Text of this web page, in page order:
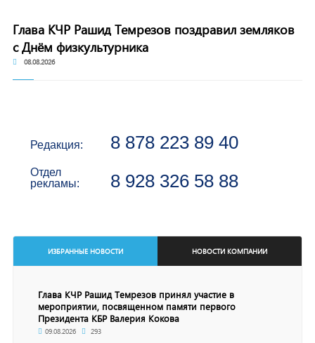
Глава КЧР Рашид Темрезов поздравил земляков
с Днём физкультурника
08.08.2026
Редакция: 8 878 223 89 40
Отдел
рекламы:
8 928 326 58 88
ИЗБРАННЫЕ НОВОСТИ НОВОСТИ КОМПАНИИ
Глава КЧР Рашид Темрезов принял участие в
мероприятии, посвященном памяти первого
Президента КБР Валерия Кокова
09.08.2026 293